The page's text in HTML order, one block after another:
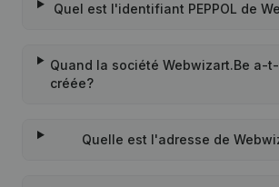
Quel est l'identifiant PEPPOL de
Quand la société Webwizart.Be a-
créée?
Quelle est l'adresse de